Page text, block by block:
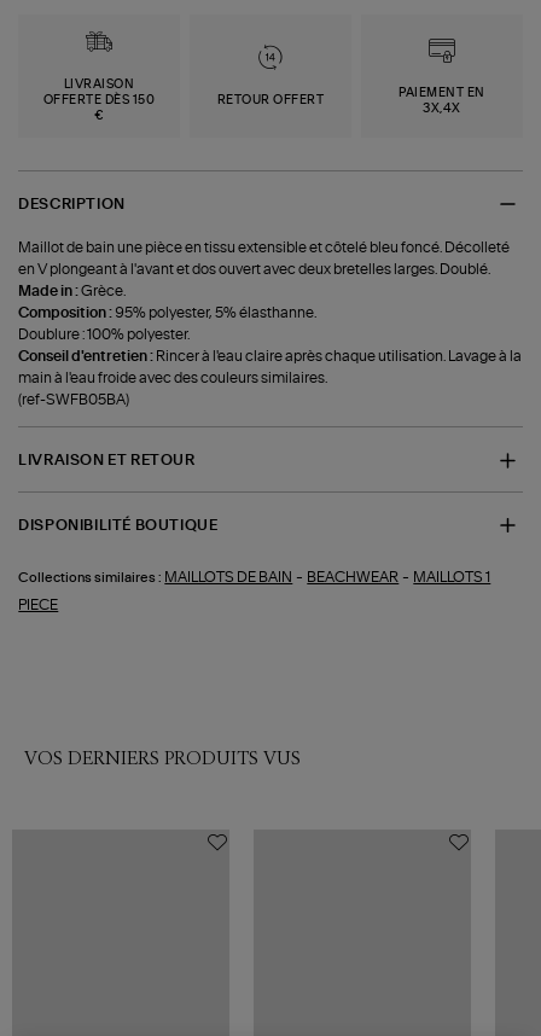
LIVRAISON
OFFERTE DÈS 150
€
RETOUR OFFERT
PAIEMENT EN
3X,4X
DESCRIPTION
Maillot de bain une pièce en tissu extensible et côtelé bleu foncé. Décolleté
en V plongeant à l'avant et dos ouvert avec deux bretelles larges. Doublé.
Made in :Grèce.
Composition : 95% polyester, 5% élasthanne.
Doublure : 100% polyester.
Conseil d'entretien : Rincer à l'eau claire après chaque utilisation. Lavage à la
main à l'eau froide avec des couleurs similaires.
(ref-SWFB05BA)
LIVRAISON ET RETOUR
DISPONIBILITÉ BOUTIQUE
Collections similaires : MAILLOTS DE BAIN - BEACHWEAR - MAILLOTS 1
PIECE
VOS DERNIERS PRODUITS VUS